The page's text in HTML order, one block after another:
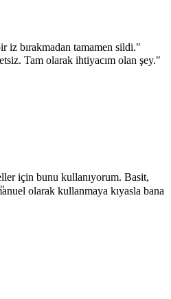
iz bırakmadan tamamen sildi."
için bunu kullanıyorum. Basit,
"
Tam olarak ihtiyacım olan şey."
olarak kullanmaya kıyasla bana